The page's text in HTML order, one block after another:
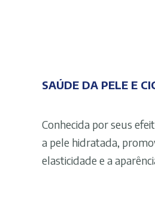
SAÚDE DA PELE E
Conhecida por seus
a pele hidratada,
elasticidade e a